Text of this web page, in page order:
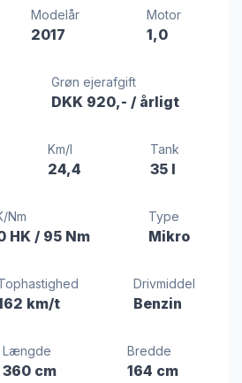
Modelår
2017
Motor
1,0
Grøn ejerafgift
DKK 920,- / årligt
Km/l
24,4
Tank
35 l
Nm
HK / 95 Nm
Type
Mikro
km/t
Drivmiddel
Benzin
Længde
360 cm
Bredde
164 cm